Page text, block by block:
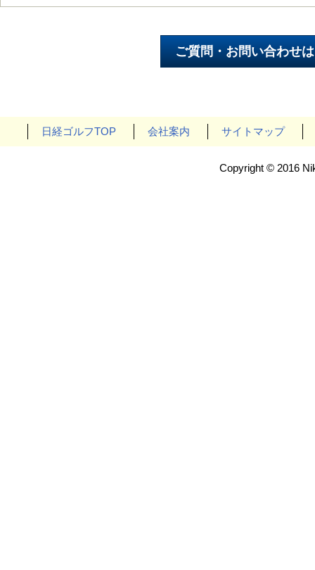
日経ゴルフTOP 会社案内 サイトマップ
Copyright © 2016